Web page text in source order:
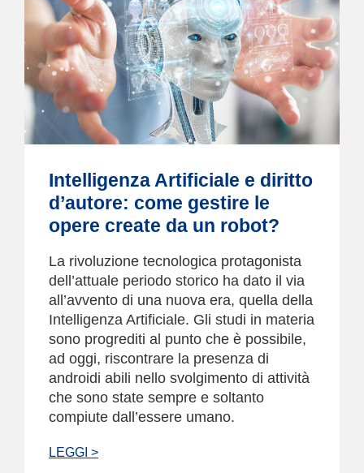
Intelligenza Artificiale e diritto
d’autore: come gestire le
opere create da un robot?
La rivoluzione tecnologica protagonista
dell’attuale periodo storico ha dato il via
all’avvento di una nuova era, quella della
Intelligenza Artificiale. Gli studi in materia
sono progrediti al punto che è possibile,
ad oggi, riscontrare la presenza di
androidi abili nello svolgimento di attività
che sono state sempre e soltanto
compiute dall’essere umano.
LEGGI >